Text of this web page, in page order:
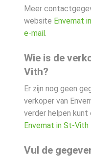
Meer
website Envemat
e-mail.
Wie is de
Vith?
Er zijn nog geen
verkoper van
verder helpen kunt
Envemat in St-Vith
Vul de